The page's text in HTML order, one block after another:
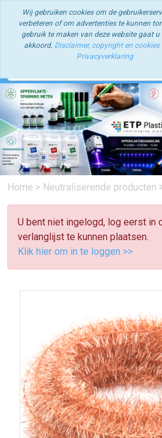
ETP Plastics |
Industriële Reiniging |
Home > Neutraliserende producten
U bent niet ingelogd, log eerst in
verlanglijst te kunnen plaatsen.
Klik hier om in te loggen >>
Wij gebruiken cookies om de
verbeteren of om advertenties te kunnen
gebruik te maken van deze website gaat u
akkoord. Disclaimer, copyright en cookies
Privacyverklaring